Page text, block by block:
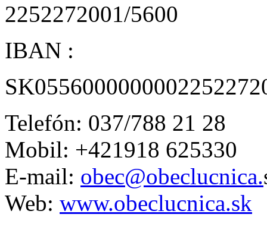
2252272001/5600
IBAN :
Telefón: 037/788 21 28
Mobil: +421918 625330
E-mail: obec@obeclucnica.
Web: www.obeclucnica.sk